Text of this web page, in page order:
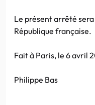
Le présent arrêté
République française.
Fait à Paris, le 6 avril
Philippe Bas